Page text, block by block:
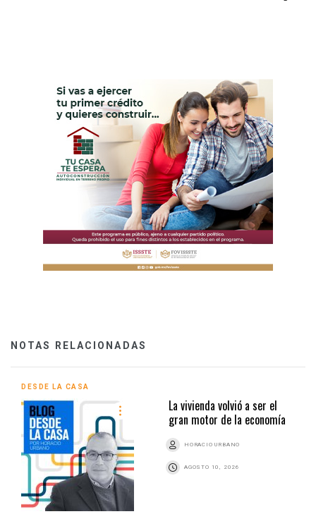
NOTAS RELACIONADAS
DESDE LA CASA
La vivienda volvió a ser el
gran motor de la economía
HORACIO URBANO
AGOSTO 10, 2026